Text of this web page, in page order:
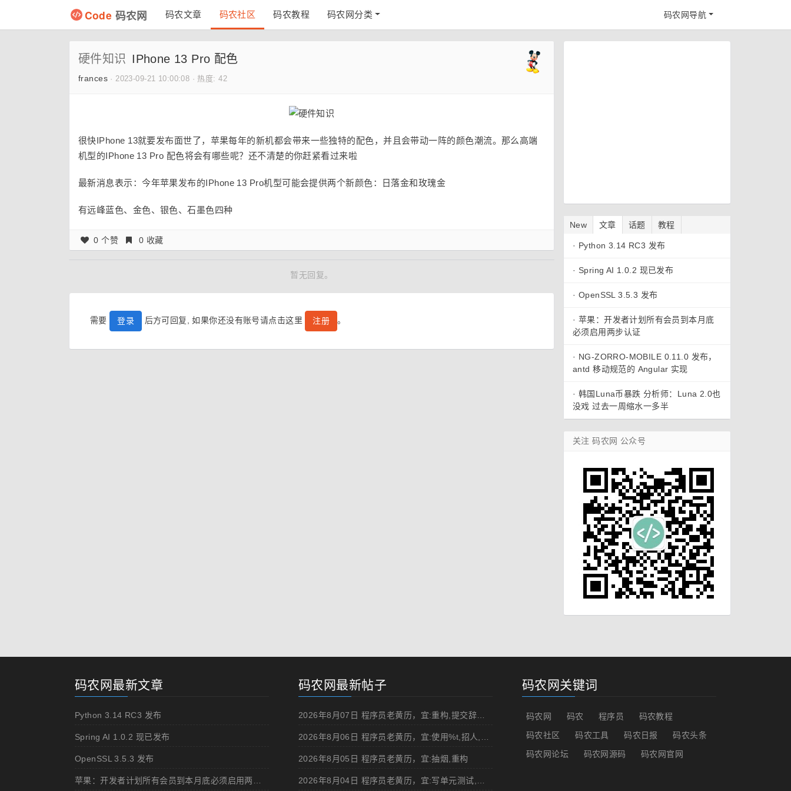
Code 码农网 码农文章 码农社区 码农教程 码农网分类 码农网导航
硬件知识 IPhone 13 Pro 配色
frances ·2023-09-21 10:00:08 · 热度: 42
很快IPhone 13就要发布面世了，苹果每年的新机都会带来一些独特的配色，并且会带动一阵的颜色潮流。那么高端
机型的IPhone 13 Pro 配色将会有哪些呢？还不清楚的你赶紧看过来啦
最新消息表示：今年苹果发布的IPhone 13 Pro机型可能会提供两个新颜色：日落金和玫瑰金
有远峰蓝色、金色、银色、石墨色四种
0 个赞 0 收藏
暂无回复。
需要 登录 后方可回复, 如果你还没有账号请点击这里 注册 。
New 文章 话题 教程
· Python 3.14 RC3 发布
· Spring AI 1.0.2 现已发布
· OpenSSL 3.5.3 发布
· 苹果：开发者计划所有会员到本月底
必须启用两步认证
· NG-ZORRO-MOBILE 0.11.0 发布，
antd 移动规范的 Angular 实现
· 韩国Luna币暴跌 分析师：Luna 2.0也
没戏 过去一周缩水一多半
关注 码农网 公众号
码农网最新文章
Python 3.14 RC3 发布
Spring AI 1.0.2 现已发布
OpenSSL 3.5.3 发布
码农网最新帖子
2026年8月07日 程序员老黄历，宜:重构,提交辞职申请,申请加薪
2026年8月05日 程序员老黄历，宜:抽烟,重构
码农网关键词
码农网 码农 程序员
码农教程
码农社区
码农工具 码农日报
码农头条
码农网论坛
码农网源码 码农网官网